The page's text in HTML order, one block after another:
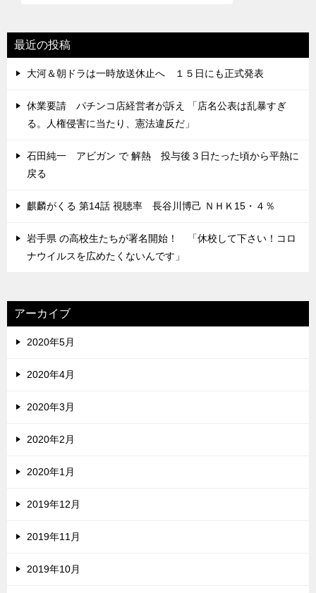
最近の投稿
大河＆朝ドラは一時放送休止へ １５日にも正式発表
休業要請 パチンコ店経営者が訴え 「店名公表は乱暴すぎ
る。人権侵害に当たり、憲法違反だ」
石田純一 アビガン で 解熱 投与後３日たった頃から平熱に
戻る
麒麟がくる 第14話 視聴率 長谷川博己 ＮＨＫ15・４％
岩手県 の高校生たちが署名開始！ 「休校して下さい！コロ
ナウイルスを広めたくないんです」
アーカイブ
2020年5月
2020年4月
2020年3月
2020年2月
2020年1月
2019年12月
2019年11月
2019年10月